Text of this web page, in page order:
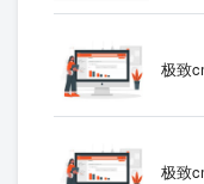
极致
极致